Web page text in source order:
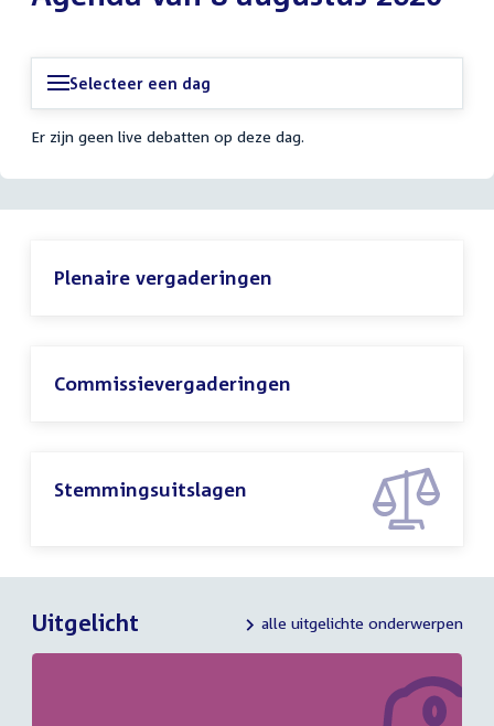
Selecteer een dag
Er zijn geen live debatten op deze dag.
Plenaire vergaderingen
Commissievergaderingen
Stemmingsuitslagen
Uitgelicht alle uitgelichte onderwerpen